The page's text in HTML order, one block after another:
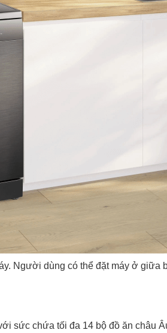
Người dùng có thể đặt máy ở
sức chứa tối đa 14 bộ đồ ăn châu